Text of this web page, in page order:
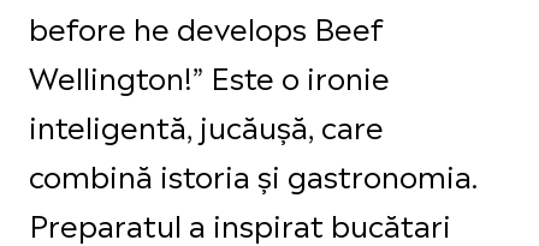
before he develops Beef
Wellington!” Este o ironie
inteligentă, jucăușă, care
combină istoria și gastronomia.
Preparatul a inspirat bucătari